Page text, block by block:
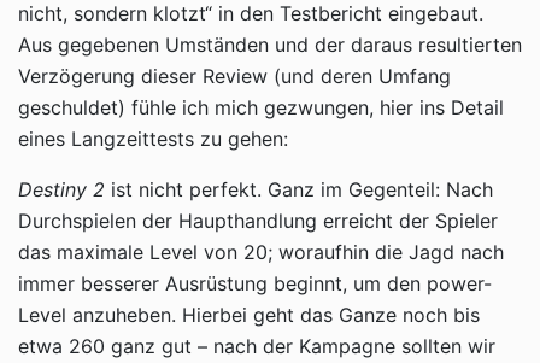
nicht, sondern klotzt“ in den Testbericht eingebaut.
Aus gegebenen Umständen und der daraus resultierten
Verzögerung dieser Review (und deren Umfang
geschuldet) fühle ich mich gezwungen, hier ins Detail
eines Langzeittests zu gehen:
Destiny 2 ist nicht perfekt. Ganz im Gegenteil: Nach
Durchspielen der Haupthandlung erreicht der Spieler
das maximale Level von 20; woraufhin die Jagd nach
immer besserer Ausrüstung beginnt, um den power-
Level anzuheben. Hierbei geht das Ganze noch bis
etwa 260 ganz gut – nach der Kampagne sollten wir